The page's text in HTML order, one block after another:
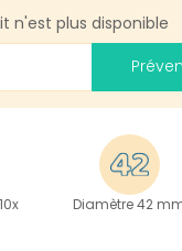
n'est plus disponible
Diamètre 42